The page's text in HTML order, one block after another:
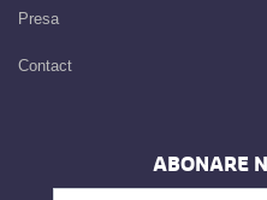
Presa
Contact
ABONARE